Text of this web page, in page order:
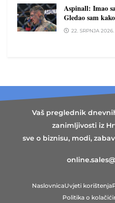
Aspinall: Imao
Gledao sam
22. SRPNJA 2026.
Vaš preglednik
zanimljivosti iz
sve o biznisu, modi,
NaslovnicaUvjeti korištenja
Politika o